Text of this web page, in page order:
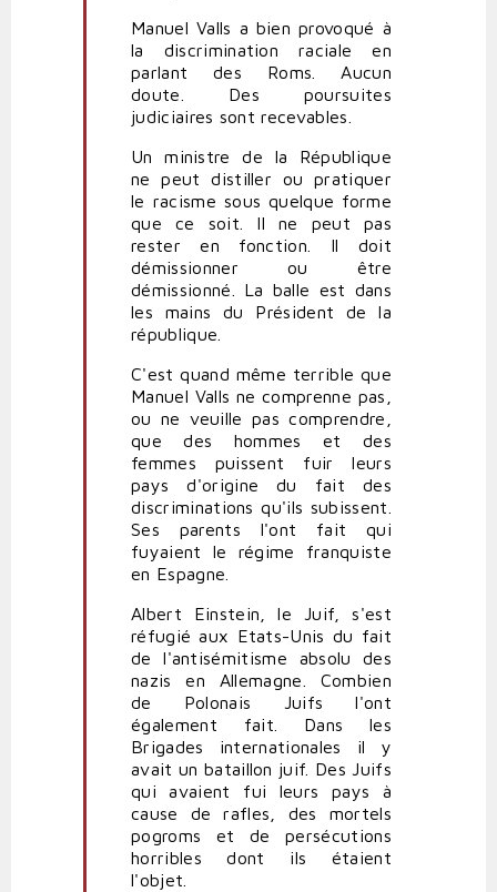
Manuel Valls a bien provoqué à
la discrimination raciale en
parlant des Roms. Aucun
doute. Des poursuites
judiciaires sont recevables.
Un ministre de la République
ne peut distiller ou pratiquer
le racisme sous quelque forme
que ce soit. Il ne peut pas
rester en fonction. Il doit
démissionner ou être
démissionné. La balle est dans
les mains du Président de la
république.
C'est quand même terrible que
Manuel Valls ne comprenne pas,
ou ne veuille pas comprendre,
que des hommes et des
femmes puissent fuir leurs
pays d'origine du fait des
discriminations qu'ils subissent.
Ses parents l'ont fait qui
fuyaient le régime franquiste
en Espagne.
Albert Einstein, le Juif, s'est
réfugié aux Etats-Unis du fait
de l'antisémitisme absolu des
nazis en Allemagne. Combien
de Polonais Juifs l'ont
également fait. Dans les
Brigades internationales il y
avait un bataillon juif. Des Juifs
qui avaient fui leurs pays à
cause de rafles, des mortels
pogroms et de persécutions
horribles dont ils étaient
l'objet.